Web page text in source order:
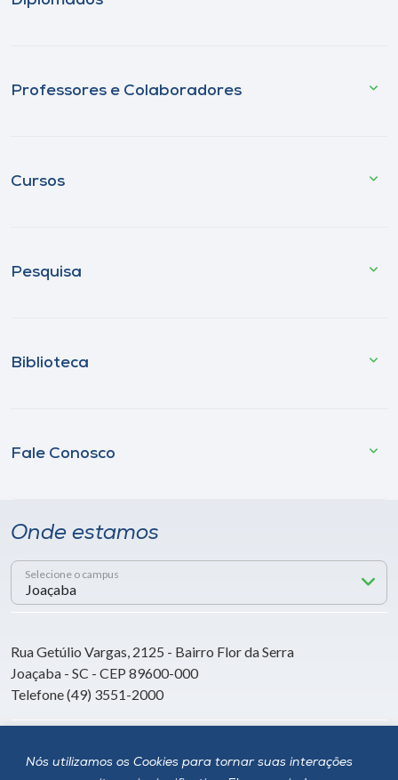
Nós utilizamos os Cookies para tornar suas interações
Professores e Colaboradores
Cursos
Pesquisa
Biblioteca
Fale Conosco
Onde estamos
Selecione o campus
Rua Getúlio Vargas, 2125 - Bairro Flor da Serra
Joaçaba - SC - CEP 89600-000
Telefone (49) 3551-2000
Siga a Unoesc